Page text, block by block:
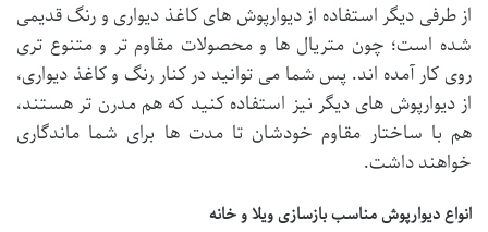
از طرفی دیگر استفاده از دیوارپوش های کاغذ دیواری و رنگ قدیمی
شده است؛ چون متریال ها و محصولات مقاوم تر و متنوع تری
روی کار آمده اند. پس شما می توانید در کنار رنگ و کاغذ دیواری،
از دیوارپوش های دیگر نیز استفاده کنید که هم مدرن تر هستند،
هم با ساختار مقاوم خودشان تا مدت ها برای شما ماندگاری
خواهند داشت.
انواع دیوارپوش مناسب بازسازی ویلا و خانه